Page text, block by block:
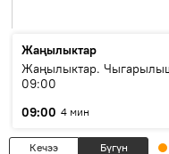
Жаңылыктар
Жаңылыктар.
09:00
09:00 4 мин
Кечээ Бүгүн